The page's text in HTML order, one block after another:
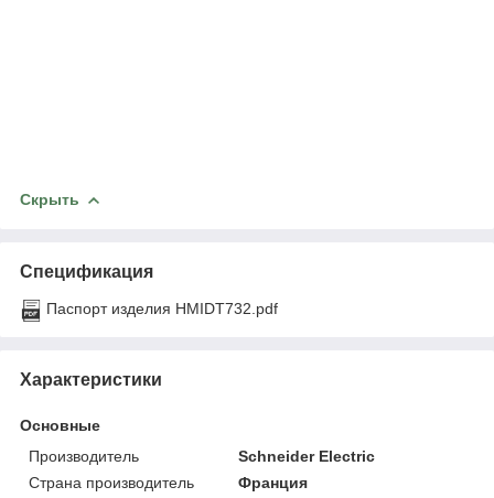
Скрыть
Спецификация
Паспорт изделия HMIDT732.pdf
Характеристики
Основные
Производитель
Schneider Electric
Страна производитель
Франция